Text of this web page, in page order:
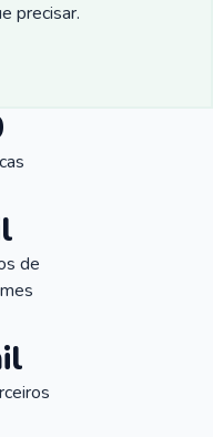
precisar.
de